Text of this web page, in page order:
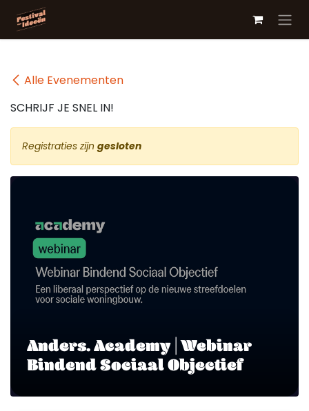
Overslaan naar inhoud
Alle Evenementen
SCHRIJF JE SNEL IN!
Registraties zijn gesloten
Anders. Academy | Webinar
Bindend Sociaal Objectief